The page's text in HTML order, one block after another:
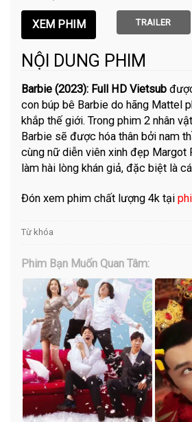
TRAILER
NỘI DUNG PHIM
Barbie (2023): Full HD Vietsub
con búp bê Barbie do hãng Mattel
khắp thế giới. Trong phim 2 nhân
Barbie sẽ được hóa thân bởi nam
cùng nữ diễn viên xinh đẹp Margot
làm hài lòng khán giả, đặc biệt là
Đón xem phim chất lượng 4k tại
Từ khóa
Phim Bạn Muốn Quan Tâm: